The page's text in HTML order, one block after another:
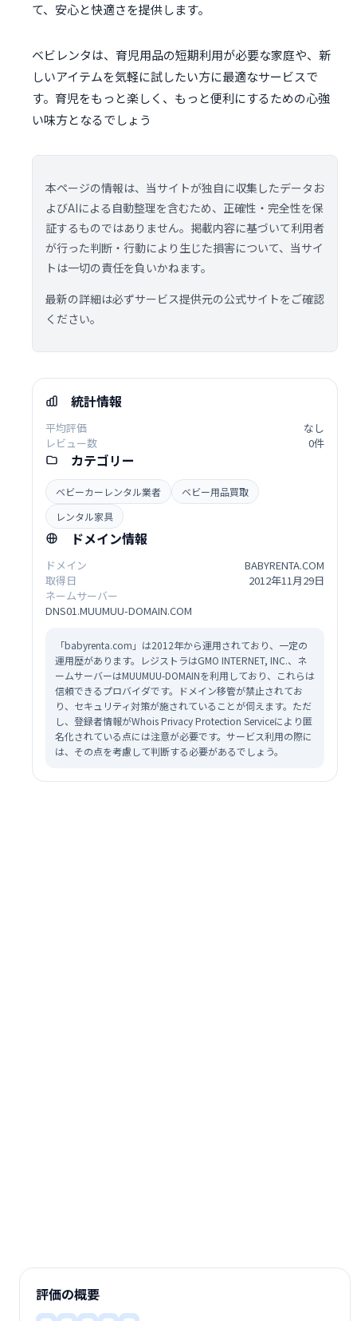
て、安心と快適さを提供します。
ベビレンタは、育児用品の短期利用が必要な家庭や、新
しいアイテムを気軽に試したい方に最適なサービスで
す。育児をもっと楽しく、もっと便利にするための心強
い味方となるでしょう
本ページの情報は、当サイトが独自に収集したデータお
よびAIによる自動整理を含むため、正確性・完全性を保
証するものではありません。掲載内容に基づいて利用者
が行った判断・行動により生じた損害について、当サイ
トは一切の責任を負いかねます。
最新の詳細は必ずサービス提供元の公式サイトをご確認
ください。
統計情報
平均評価
なし
レビュー数
0件
カテゴリー
ベビーカーレンタル業者
ベビー用品買取
レンタル家具
ドメイン情報
ドメイン
BABYRENTA.COM
取得日
2012年11月29日
ネームサーバー
DNS01.MUUMUU-DOMAIN.COM
「babyrenta.com」は2012年から運用されており、一定の
運用歴があります。レジストラはGMO INTERNET, INC.、ネ
ームサーバーはMUUMUU-DOMAINを利用しており、これらは
信頼できるプロバイダです。ドメイン移管が禁止されてお
り、セキュリティ対策が施されていることが伺えます。ただ
し、登録者情報がWhois Privacy Protection Serviceにより匿
名化されている点には注意が必要です。サービス利用の際に
は、その点を考慮して判断する必要があるでしょう。
評価の概要